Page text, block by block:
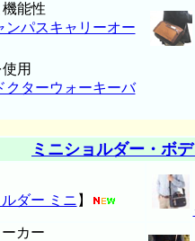
機能性
ンパスキャリーオー
用
クターウォーキーバ
ミニショルダー・ボ
ダー ミニ 】
カー